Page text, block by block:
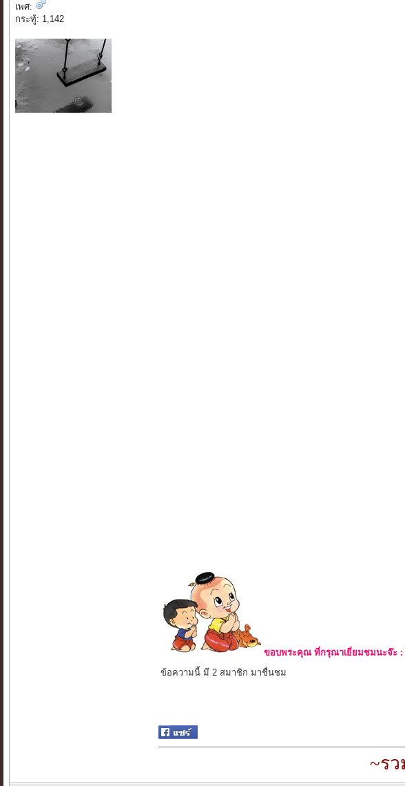
เพศ:
กระทู้: 1,142
ขอบพระคุณ ที่กรุณาเยี่ยมชมนะจ๊ะ :
ข้อความนี้ มี 2 สมาชิก มาชื่นชม
~ร